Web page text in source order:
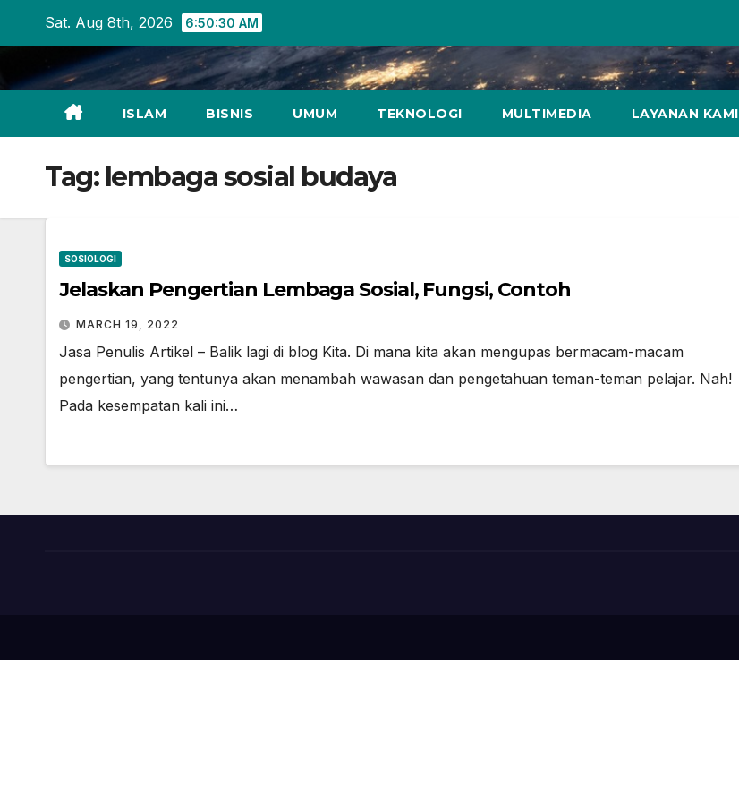
content
Sat. Aug 8th, 2026 6:50:30 AM
ISLAM BISNIS UMUM TEKNOLOGI MULTIMEDIA LAYANAN KAMI
Tag: lembaga sosial budaya
SOSIOLOGI
Jelaskan Pengertian Lembaga Sosial, Fungsi, Contoh
MARCH 19, 2022
Jasa Penulis Artikel – Balik lagi di blog Kita. Di mana kita akan mengupas bermacam-macam
pengertian, yang tentunya akan menambah wawasan dan pengetahuan teman-teman pelajar. Nah!
Pada kesempatan kali ini…